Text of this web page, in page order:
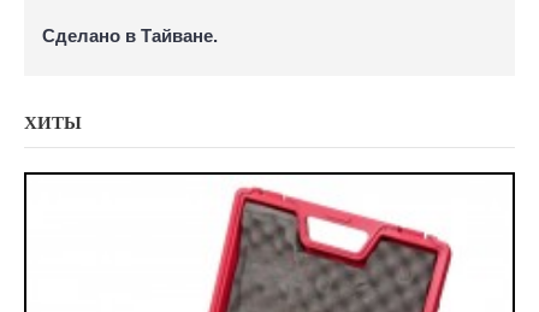
Сделано в Тайване.
ХИТЫ